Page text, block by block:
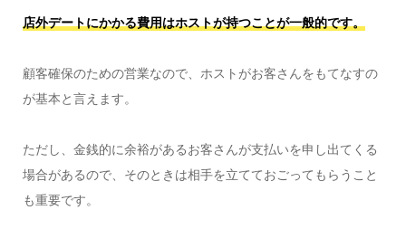
店外デートにかかる費用はホストが持つことが一般的です。
顧客確保のための営業なので、ホストがお客さんをもてなすの
が基本と言えます。
ただし、金銭的に余裕があるお客さんが支払いを申し出てくる
場合があるので、そのときは相手を立てておごってもらうこと
も重要です。